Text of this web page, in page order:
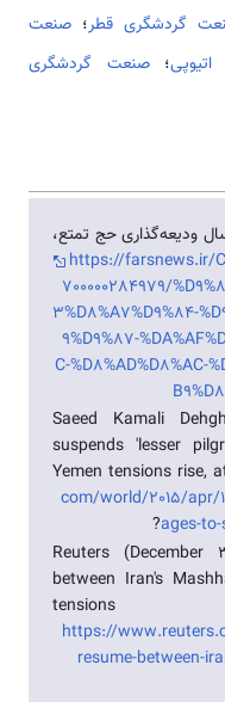
گردشگری قطر؛ صنعت
؛صنعت گردشگری
(5 آبان 1403)، قصه 42 سال ودیعه‌گذاری حج تمتع،
https://farsnews.ir/
700000284979/
3%D8%A7%D9%84-
9%D9%87-
C-%D8%AD%D8%AC-
Saeed Kamali
suspends 'lesser
Yemen tensions rise,
com/world/2015/apr/
ages-
?
Reuters
between Iran's
https://
resume-between-